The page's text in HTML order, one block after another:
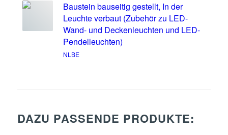
Baustein bauseitig gestellt, In der
Leuchte verbaut (Zubehör zu LED-
Wand- und Deckenleuchten und LED-
Pendelleuchten)
NLBE
DAZU PASSENDE PRODUKTE: